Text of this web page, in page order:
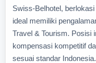
Swiss-Belhotel,
ideal memiliki
Travel & Tourism. Posisi
kompensasi kompetitif
sesuai standar Indonesia.